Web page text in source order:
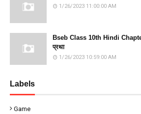
1/26/2023 11:00:00 AM
Bseb Class 10th Hindi
प्रथा
1/26/2023 10:59:00 AM
Labels
Game